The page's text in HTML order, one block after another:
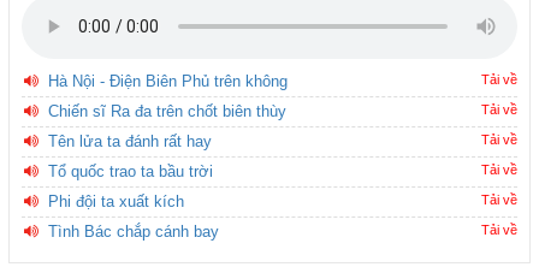
Hà Nội - Điện Biên Phủ trên không Tải về
Chiến sĩ Ra đa trên chốt biên thùy Tải về
Tên lửa ta đánh rất hay Tải về
Tổ quốc trao ta bầu trời Tải về
Phi đội ta xuất kích Tải về
Tình Bác chắp cánh bay Tải về